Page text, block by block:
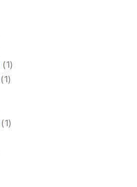
(1)
(1)
(1)